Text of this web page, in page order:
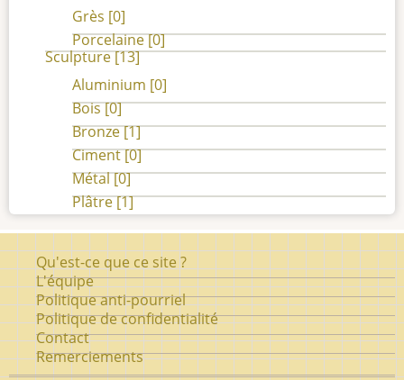
Grès [0]
Porcelaine[0]
Sculpture[13]
Aluminium [0]
Bois[0]
Bronze[1]
Ciment[0]
Métal[0]
Plâtre[1]
Pied
de
page
Qu'est-ce que ce site ?
L'équipe
Politique anti-pourriel
Politique de confidentialité
Contact
Remerciements